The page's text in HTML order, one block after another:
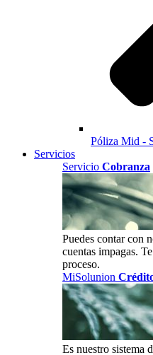
Póliza Mid -
Servicios
Servicio Cobranza
Puedes contar con
cuentas impagas.
proceso.
MiSolunion
Es nuestro sistema